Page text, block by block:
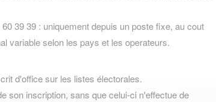
39 39 : uniquement depuis un poste fixe, au cout
variable selon les pays et les operateurs.
d'office sur les listes électorales.
son inscription, sans que celui-ci n'effectue de